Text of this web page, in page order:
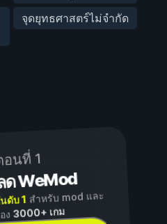
จุดยุทธศาสตร์ไม่จำกัด
นที่ 1
ด WeMod
ดับ 1 สำหรับ mod และ
ง3000+ เกม